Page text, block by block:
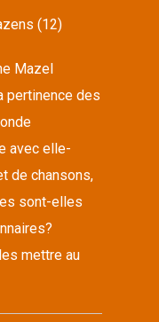
(12)
Mazel
pertinence des
avec elle-
de chansons,
sont-elles
mettre au